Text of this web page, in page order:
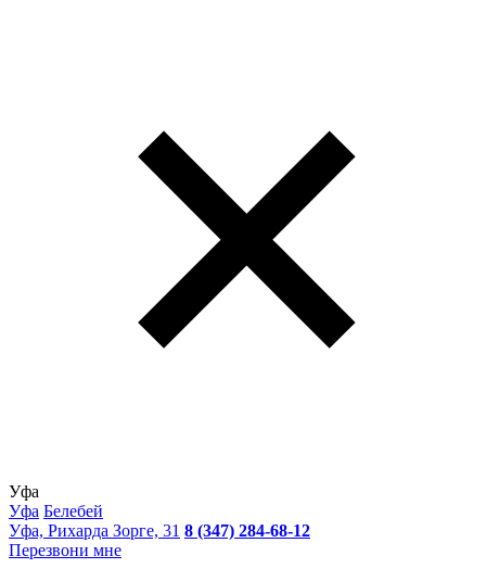
Уфа
Уфа Белебей
Уфа, Рихарда Зорге, 31 8 (347) 284-68-12
Перезвони мне